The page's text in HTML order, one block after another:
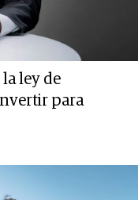
ley de
para